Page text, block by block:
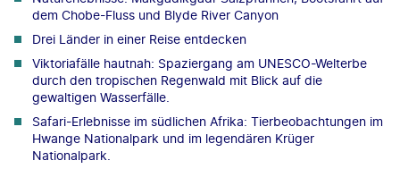
dem Chobe-Fluss und Blyde River Canyon
Drei Länder in einer Reise entdecken
Viktoriafälle hautnah: Spaziergang am UNESCO-Welterbe
durch den tropischen Regenwald mit Blick auf die
gewaltigen Wasserfälle.
Safari-Erlebnisse im südlichen Afrika: Tierbeobachtungen im
Hwange Nationalpark und im legendären Krüger
Nationalpark.